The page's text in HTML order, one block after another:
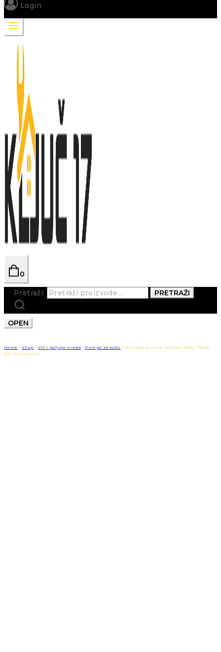
Login
0
Pretraži: PRETRAŽI
OPEN
Home / Shop / Vrt i poljoprivreda / Pumpe za vodu / Potopna pumpa za čistu vodu, 750W,
3,5″, 16 impelera